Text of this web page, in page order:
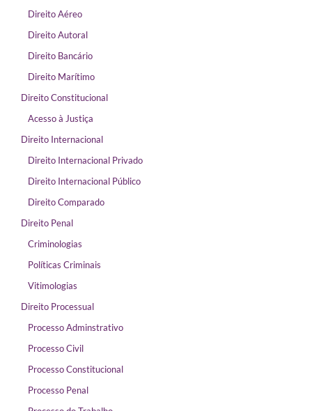
Direito Aéreo
Direito Autoral
Direito Bancário
Direito Marítimo
Direito Constitucional
Acesso à Justiça
Direito Internacional
Direito Internacional Privado
Direito Internacional Público
Direito Comparado
Direito Penal
Criminologias
Políticas Criminais
Vitimologias
Direito Processual
Processo Adminstrativo
Processo Civil
Processo Constitucional
Processo Penal